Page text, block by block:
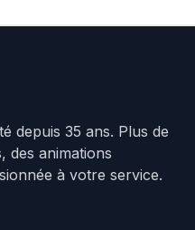
depuis 35 ans. Plus de
des animations
à votre service.